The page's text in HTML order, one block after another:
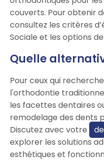
couverts. Pour obtenir
consultez les critères
Sociale et les options
Quelle
Pour ceux qui
l'orthodontie
les facettes dentaires
remodelage des dents
Discutez avec votre
explorer les solutions
esthétiques et